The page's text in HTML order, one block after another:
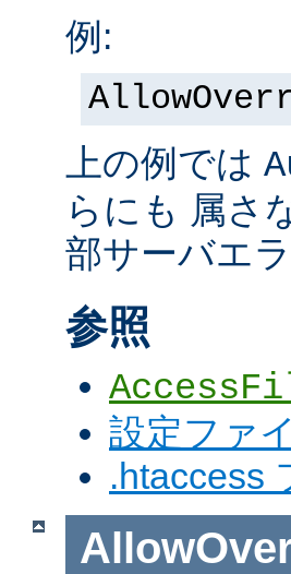
例:
上の例では
らにも 属さ
部サーバエ
参照
設定ファ
.htaccess